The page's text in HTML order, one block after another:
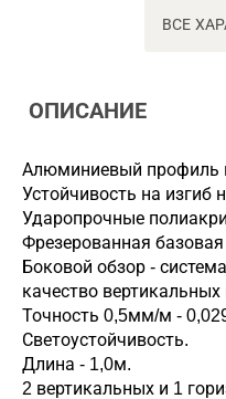
ВСЕ
ОПИСАНИЕ
Алюминиевый профиль
Устойчивость на изгиб
Ударопрочные
Фрезерованная базовая
Боковой обзор -
качество
Точность 0,5мм/м -
Светоустойчивость.
Длина - 1,0м.
2 вертикальных и 1